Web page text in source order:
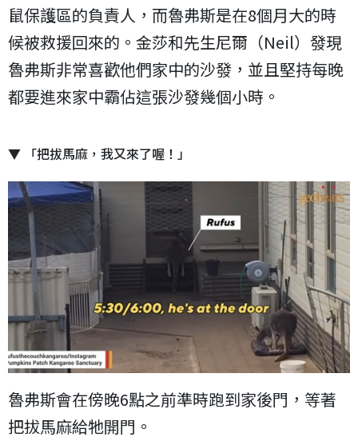
鼠保護區的負責人，而魯弗斯是在8個月大的時
候被救援回來的。金莎和先生尼爾（Neil）發現
魯弗斯非常喜歡他們家中的沙發，並且堅持每晚
都要進來家中霸佔這張沙發幾個小時。
▼ 「把拔馬麻，我又來了喔！」
魯弗斯會在傍晚6點之前準時跑到家後門，等著
把拔馬麻給牠開門。